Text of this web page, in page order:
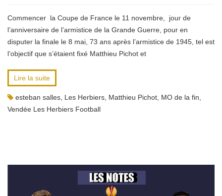
Commencer la Coupe de France ‪le 11 novembre‬, jour de
l’anniversaire de l’armistice de la Grande Guerre, pour en
disputer la finale ‪le 8 mai‬, 73 ans après l’armistice de 1945, tel est
l’objectif que s’étaient fixé Matthieu Pichot et
Lire la suite
esteban salles Les Herbiers Matthieu Pichot MO de la fin
Vendée Les Herbiers Football